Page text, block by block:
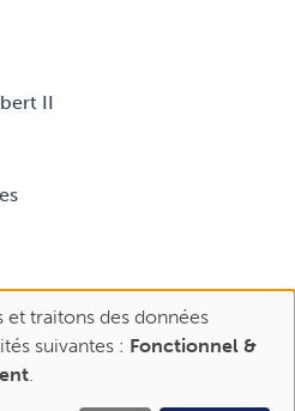
II
traitons des données
suivantes : Fonctionnel &
.